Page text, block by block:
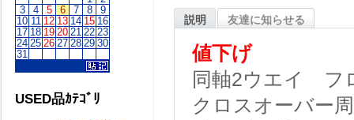
説明 友達に知らせる
値下げ
同軸2ウエイ フ
クロスオーバー
3
4 5 6 7 8
9
10 11 12 13 14 15 16
17 18 19 20 21 22 23
24 25 26 27 28 29 30
31
USED品ｶﾃｺﾞﾘ